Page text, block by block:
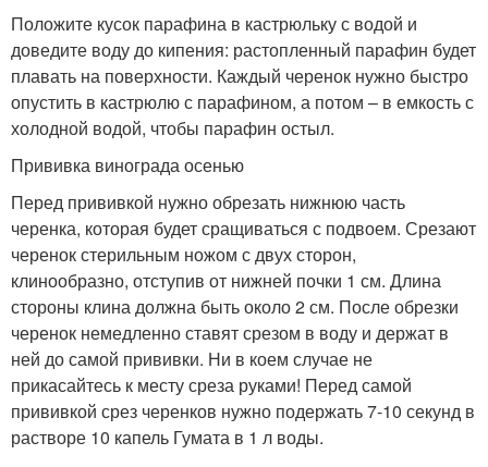
Положите кусок парафина в кастрюльку с водой и
доведите воду до кипения: растопленный парафин будет
плавать на поверхности. Каждый черенок нужно быстро
опустить в кастрюлю с парафином, а потом – в емкость с
холодной водой, чтобы парафин остыл.
Прививка винограда осенью
Перед прививкой нужно обрезать нижнюю часть
черенка, которая будет сращиваться с подвоем. Срезают
черенок стерильным ножом с двух сторон,
клинообразно, отступив от нижней почки 1 см. Длина
стороны клина должна быть около 2 см. После обрезки
черенок немедленно ставят срезом в воду и держат в
ней до самой прививки. Ни в коем случае не
прикасайтесь к месту среза руками! Перед самой
прививкой срез черенков нужно подержать 7-10 секунд в
растворе 10 капель Гумата в 1 л воды.